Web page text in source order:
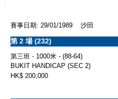
賽事日期: 29/01/1989 沙田
第 2 場 (232)
第三班 - 1000米 - (88-64)
BUKIT HANDICAP (SEC 2)
HK$ 200,000